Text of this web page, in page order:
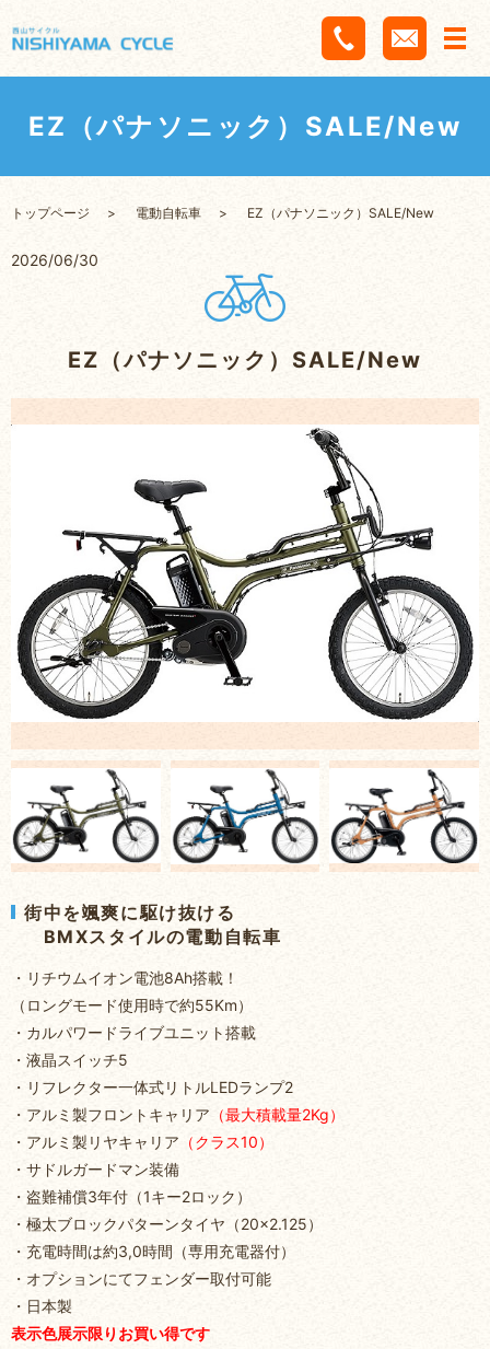
EZ（パナソニック）SALE/New
トップページ 電動自転車 EZ（パナソニック）SALE/New
2026/06/30
EZ（パナソニック）SALE/New
街中を颯爽に駆け抜ける
BMXスタイルの電動自転車
・リチウムイオン電池8Ah搭載！
（ロングモード使用時で約55Km）
・カルパワードライブユニット搭載
・液晶スイッチ5
・リフレクター一体式リトルLEDランプ2
・アルミ製フロントキャリア （最大積載量2Kg）
・アルミ製リヤキャリア （クラス10）
・サドルガードマン装備
・盗難補償3年付（1キー2ロック）
・極太ブロックパターンタイヤ（20×2.125）
・充電時間は約3,0時間（専用充電器付）
・オプションにてフェンダー取付可能
・日本製
表示色展示限りお買い得です